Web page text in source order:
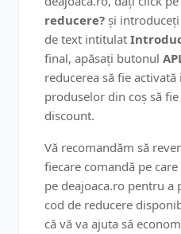
reducere? și
de text intitulat
final, apăsați butonul
reducerea să fie
produselor din coș să
discount.
Vă recomandăm să
fiecare comandă pe
pe deajoaca.ro pentru a
cod de reducere
că vă va ajuta să